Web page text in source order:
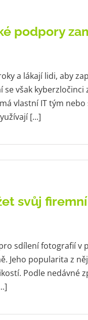
podpory
a lákají lidi, aby
však kyberzločinci
vlastní IT tým
[...]
svůj
sdílení fotografií
Jeho popularita z
Podle nedávné